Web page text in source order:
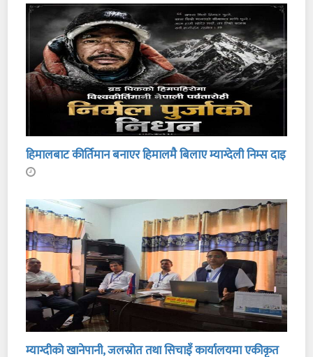
हिमालबाट कीर्तिमान बनाएर हिमालमै बिलाए म्याग्देली निम्स दाइ
म्याग्दीको खानेपानी, जलस्रोत तथा सिचाइँ कार्यालयमा एकीकृत